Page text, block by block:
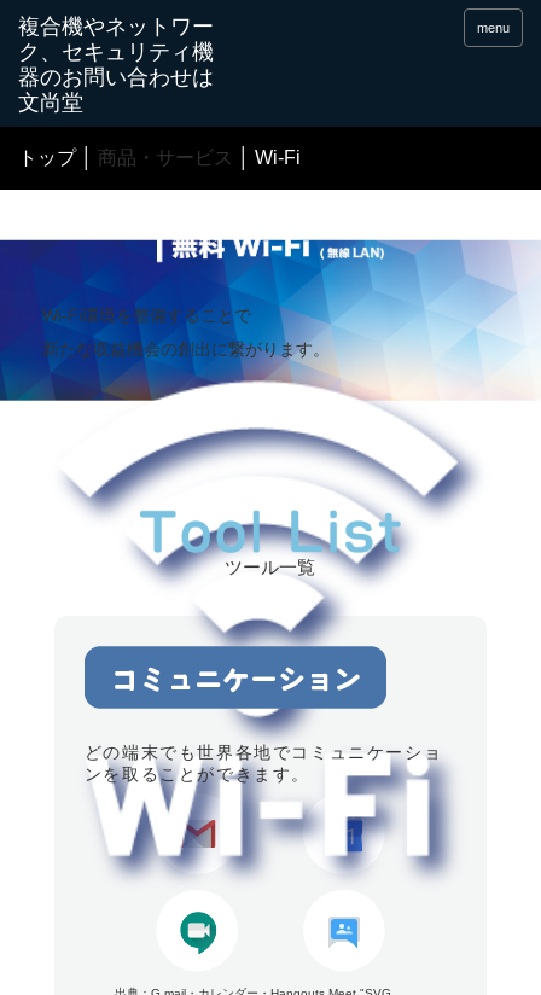
menu
トップ│ 商品・サービス │ Wi-Fi
Wi-Fi環境を整備することで
新たな収益機会の創出に繋がります。
ツール一覧
どの端末でも世界各地でコミュニケーショ
ンを取ることができます。